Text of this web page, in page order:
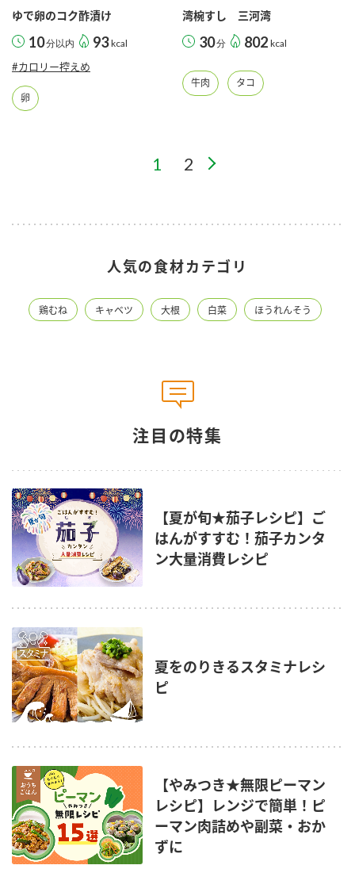
ゆで卵のコク酢漬け
10分以内 93 kcal
#カロリー控えめ
卵
湾椀すし 三河湾
30分 802 kcal
牛肉 タコ
1 2
人気の食材カテゴリ
鶏むね キャベツ 大根 白菜 ほうれんそう
注目の特集
【夏が旬★茄子レシピ】ご
はんがすすむ！茄子カンタ
ン大量消費レシピ
夏をのりきるスタミナレシ
ピ
【やみつき★無限ピーマン
レシピ】レンジで簡単！ピ
ーマン肉詰めや副菜・おか
ずに